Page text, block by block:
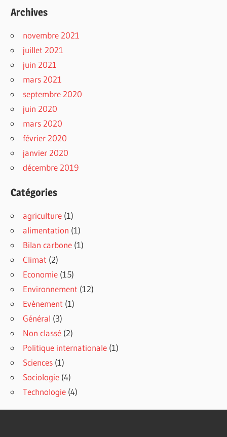
Archives
novembre 2021
juillet 2021
juin 2021
mars 2021
septembre 2020
juin 2020
mars 2020
février 2020
janvier 2020
décembre 2019
Catégories
agriculture (1)
alimentation (1)
Bilan carbone (1)
Climat (2)
Economie (15)
Environnement (12)
Evènement (1)
Général (3)
Non classé (2)
Politique internationale (1)
Sciences (1)
Sociologie (4)
Technologie (4)